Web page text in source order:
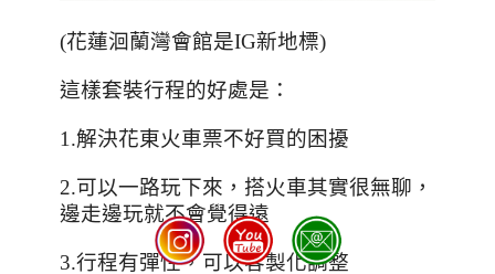
(花蓮洄蘭灣會館是IG新地標)
這樣套裝行程的好處是：
1.解決花東火車票不好買的困擾
2.可以一路玩下來，搭火車其實很無聊，
邊走邊玩就不會覺得遠
3.行程有彈性，可以客製化調整